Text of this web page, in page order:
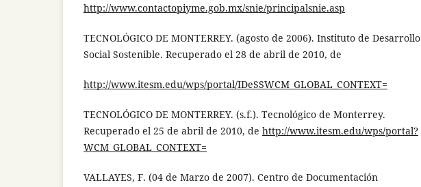
http://www.contactopiyme.gob.mx/snie/principalsnie.asp
TECNOLÓGICO DE MONTERREY. (agosto de 2006). Instituto de Desarrollo
Social Sostenible. Recuperado el 28 de abril de 2010, de
http://www.itesm.edu/wps/portal/IDeSSWCM_GLOBAL_CONTEXT=
TECNOLÓGICO DE MONTERREY. (s.f.). Tecnológico de Monterrey.
Recuperado el 25 de abril de 2010, de http://www.itesm.edu/wps/portal?
WCM_GLOBAL_CONTEXT=
VALLAYES, F. (04 de Marzo de 2007). Centro de Documentación